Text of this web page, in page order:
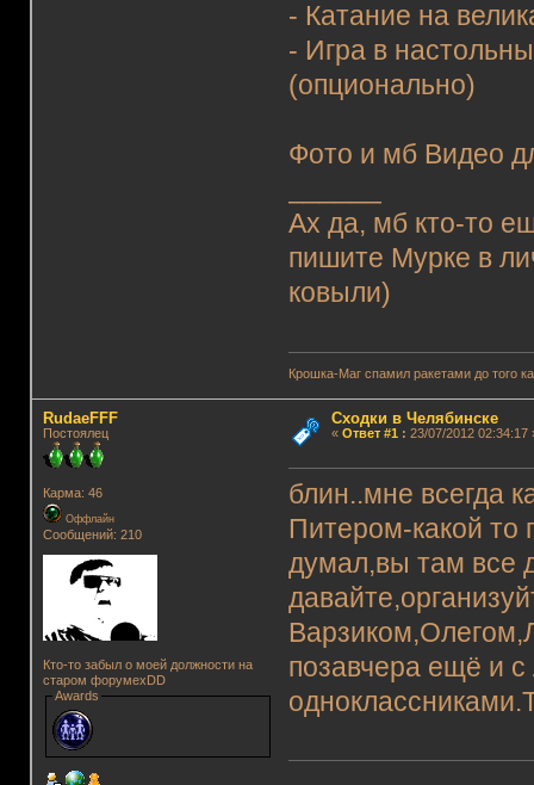
- Катание на
- Игра в
(опционально)
Фото и мб Видео
Ах да, мб кто-то
пишите Мурке в
ковыли)
Крошка-Маг спамил ракетами до того
RudaeFFF
Постоялец
Карма: 46
Оффлайн
Сообщений: 210
Кто-то забыл о моей должности на
старом форумеxDD
Awards
Сходки в Челябинске
« Ответ #1 : 23/07/2012 02:34:17
блин..мне всегда
Питером-какой то
думал,вы там все
позавчера ещё и